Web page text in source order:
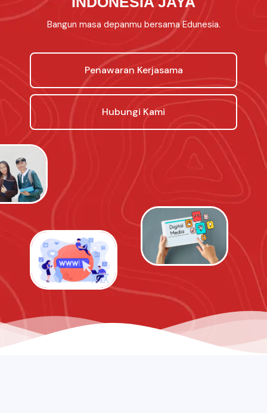
Bangun masa depanmu bersama Edunesia.
Penawaran Kerjasama
Hubungi Kami